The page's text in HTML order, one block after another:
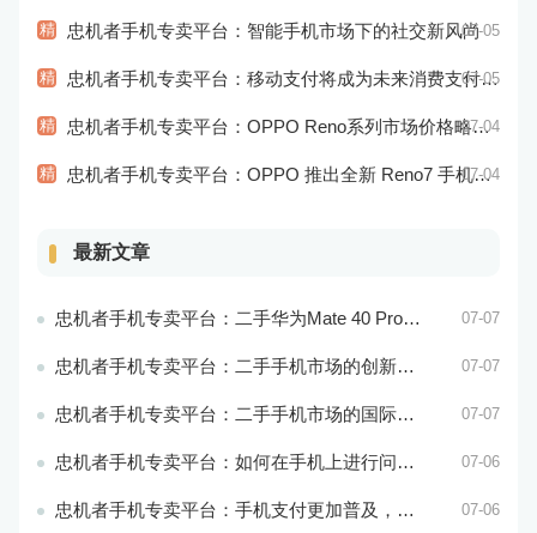
精 忠机者手机专卖平台：智能手机市场下的社交新风尚07-05
精 忠机者手机专卖平台：移动支付将成为未来消费支付的主流方式07-05
精 忠机者手机专卖平台：OPPO Reno系列市场价格略有回升07-04
精 忠机者手机专卖平台：OPPO 推出全新 Reno7 手机，搭载高端配置07-04
最新文章
忠机者手机专卖平台：二手华为Mate 40 Pro市场价格持续波动 07-07
忠机者手机专卖平台：二手手机市场的创新发展和科技引领 07-07
忠机者手机专卖平台：二手手机市场的国际化发展和拓展海外市场 07-07
忠机者手机专卖平台：如何在手机上进行问卷调查？ 07-06
忠机者手机专卖平台：手机支付更加普及，移动支付将成为主流 07-06